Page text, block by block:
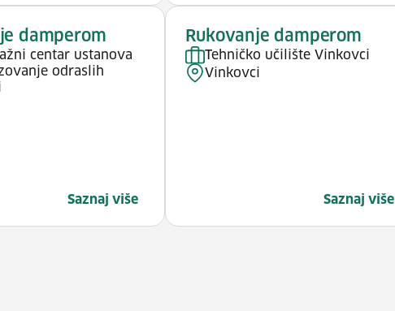
damperom
centar ustanova
odraslih
Saznaj više
Rukovanje damperom
Tehničko učilište Vinkovci
Vinkovci
Saznaj više